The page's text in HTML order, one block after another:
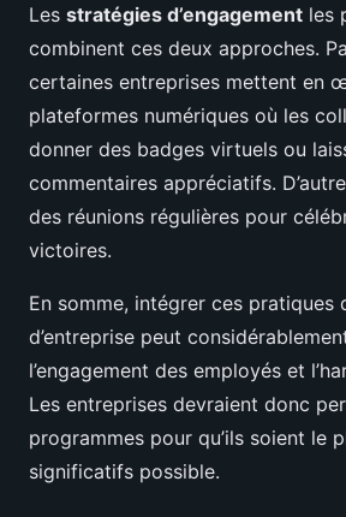
Les stratégies d’engagement les
combinent ces deux approches.
certaines entreprises mettent en
plateformes numériques où les
donner des badges virtuels ou
commentaires appréciatifs.
des réunions régulières pour
victoires.
En somme, intégrer ces pratiques
d’entreprise peut
l’engagement des employés et
Les entreprises devraient donc
programmes pour qu’ils soient le
significatifs possible.